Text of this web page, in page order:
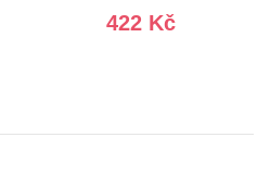
422 Kč